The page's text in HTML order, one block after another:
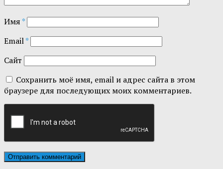
Имя*
Email*
Сайт
Сохранить моё имя, email и адрес сайта в этом
браузере для последующих моих комментариев.